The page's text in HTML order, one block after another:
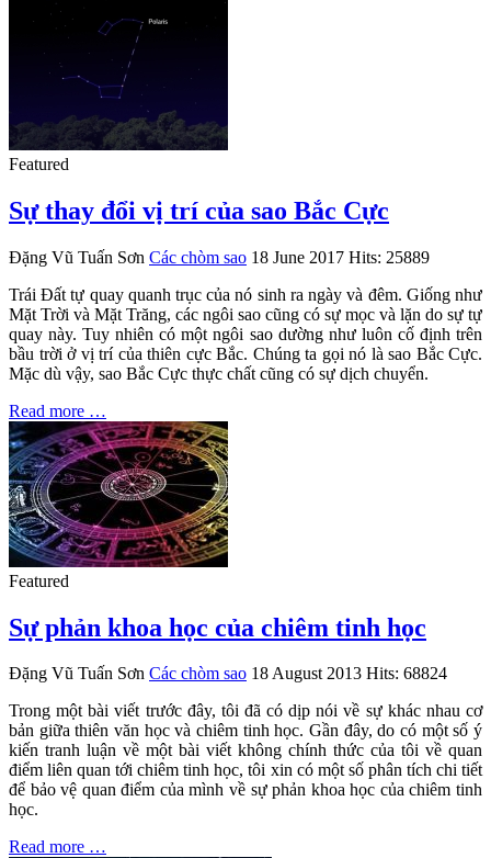
Featured
Sự thay đổi vị trí của sao Bắc Cực
Đặng Vũ Tuấn Sơn Các chòm sao 18 June 2017 Hits: 25889
Trái Đất tự quay quanh trục của nó sinh ra ngày và đêm. Giống như
Mặt Trời và Mặt Trăng, các ngôi sao cũng có sự mọc và lặn do sự tự
quay này. Tuy nhiên có một ngôi sao dường như luôn cố định trên
bầu trời ở vị trí của thiên cực Bắc. Chúng ta gọi nó là sao Bắc Cực.
Mặc dù vậy, sao Bắc Cực thực chất cũng có sự dịch chuyển.
Read more …
Featured
Sự phản khoa học của chiêm tinh học
Đặng Vũ Tuấn Sơn Các chòm sao 18 August 2013 Hits: 68824
Trong một bài viết trước đây, tôi đã có dịp nói về sự khác nhau cơ
bản giữa thiên văn học và chiêm tinh học. Gần đây, do có một số ý
kiến tranh luận về một bài viết không chính thức của tôi về quan
điểm liên quan tới chiêm tinh học, tôi xin có một số phân tích chi tiết
để bảo vệ quan điểm của mình về sự phản khoa học của chiêm tinh
học.
Read more …